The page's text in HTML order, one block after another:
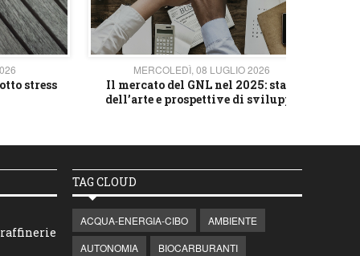
stress
MERCOLEDÌ, 08 LUGLIO 2026
Il mercato del GNL nel 2025: stato
dell’arte e prospettive di sviluppo
raffinerie
TAG CLOUD
ACQUA-ENERGIA-CIBO
AMBIENTE
AUTONOMIA
BIOCARBURANTI